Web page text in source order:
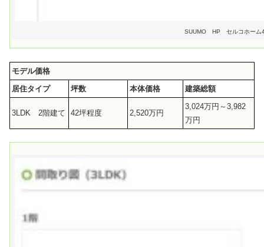
SUUMO HP セルコホーム
モデル価格
居住タイプ
坪数 本体価格 建築総額
3LDK 2階建て 42坪程度 2,520万円
3,024万円～3,982
万円